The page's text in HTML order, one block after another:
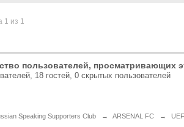
1 из 1
пользователей, просматривающих
18 гостей, 0 скрытых пользователей
Speaking Supporters Club → ARSENAL FC →